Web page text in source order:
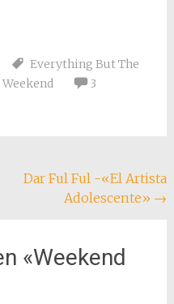
Everything But The
Weekend
3
Dar Ful Ful -«El Artista
Adolescente» →
«Weekend